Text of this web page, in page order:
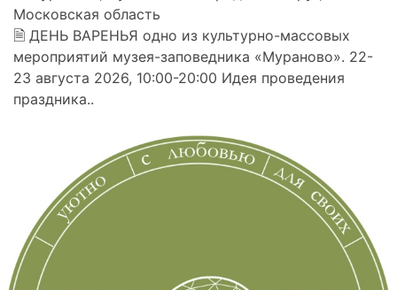
Московская область
🗎 ДЕНЬ ВАРЕНЬЯ одно из культурно-массовых
мероприятий музея-заповедника «Мураново». 22-
23 августа 2026, 10:00-20:00 Идея проведения
праздника..